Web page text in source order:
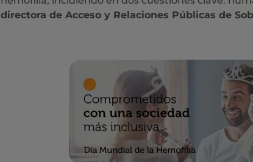
directora de Acceso y Relaciones Públicas de